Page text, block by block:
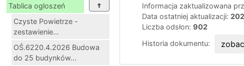
Tablica ogloszeń
Czyste Powietrze -
zestawienie...
OŚ.6220.4.2026 Budowa
do 25 budynków...
Informacja zaktualizowana
Data ostatniej aktualizacji:
Liczba odsłon: 902
Historia dokumentu: